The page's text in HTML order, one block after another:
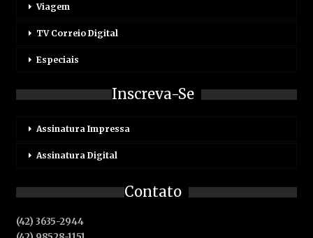
Viagem
TV Correio Digital
Especiais
Inscreva-Se
Assinatura Impressa
Assinatura Digital
Contato
(42) 3635-2944